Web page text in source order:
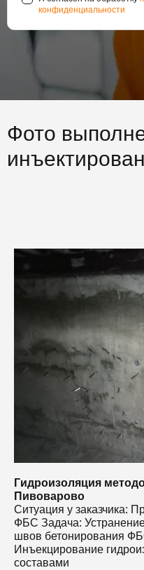
конфиденциальности
Фото
Гидроизоляция
Пивоварово
Ситуация у заказчика:
ФБС Задача:
швов бетонирования
Инъекцирование
составами